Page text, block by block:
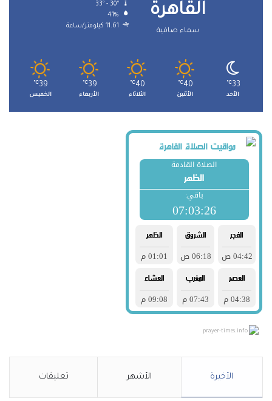
القاهرة
سماء صافية
41%
11.61 كيلومتر/ساعة
33
℃
الأحد
40
℃
الأثنين
40
℃
الثلاثاء
39
℃
الأربعاء
39
℃
الخميس
prayer-times.info
الأخيرة الأشهر تعليقات